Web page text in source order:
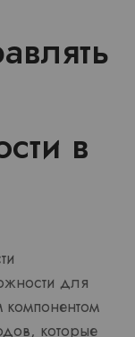
в
для
компонентом
которые